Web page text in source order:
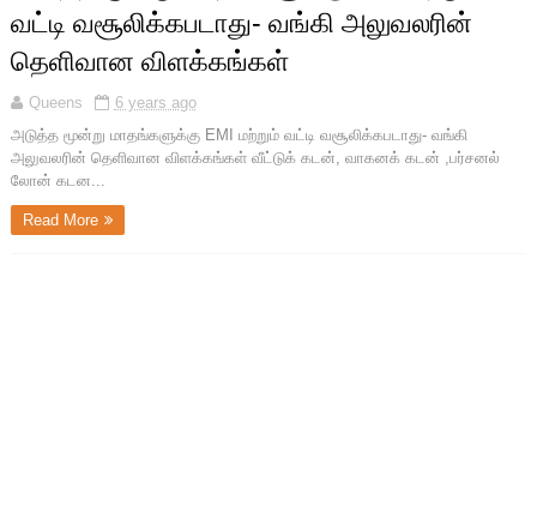
வட்டி வசூலிக்கபடாது- வங்கி அலுவலரின்
தெளிவான விளக்கங்கள்
Queens
6 years ago
அடுத்த மூன்று மாதங்களுக்கு EMI மற்றும் வட்டி வசூலிக்கபடாது- வங்கி
அலுவலரின் தெளிவான விளக்கங்கள் வீட்டுக் கடன், வாகனக் கடன் ,பர்சனல்
லோன் கடன...
Read More